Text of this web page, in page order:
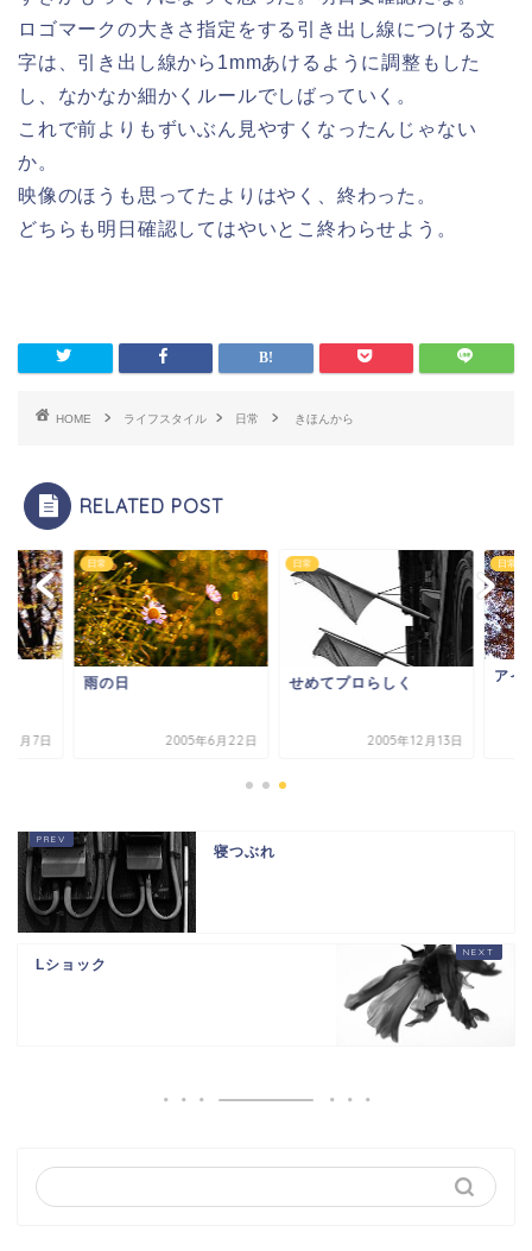
ロゴマークの大きさ指定をする引き出し線につける文
字は、引き出し線から1mmあけるように調整もした
し、なかなか細かくルールでしばっていく。
これで前よりもずいぶん見やすくなったんじゃない
か。
映像のほうも思ってたよりはやく、終わった。
どちらも明日確認してはやいとこ終わらせよう。
HOME ライフスタイル 日常 きほんから
RELATED POST
日常
せめてプロらしく アイツが来た
寝つぶれ
Lショック